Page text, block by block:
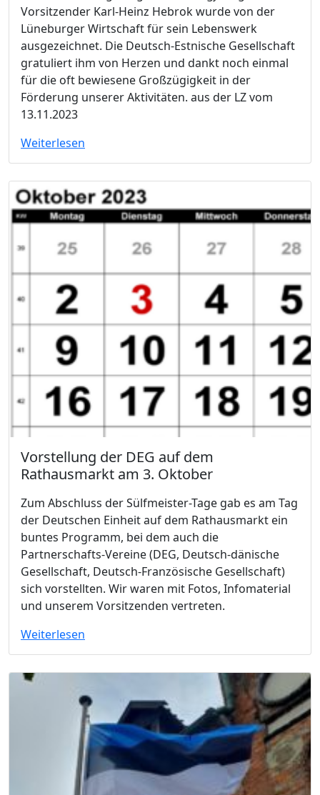
Vorsitzender Karl-Heinz Hebrok wurde von der
Lüneburger Wirtschaft für sein Lebenswerk
ausgezeichnet. Die Deutsch-Estnische Gesellschaft
gratuliert ihm von Herzen und dankt noch einmal
für die oft bewiesene Großzügigkeit in der
Förderung unserer Aktivitäten. aus der LZ vom
13.11.2023
Weiterlesen
Vorstellung der DEG auf dem
Rathausmarkt am 3. Oktober
Zum Abschluss der Sülfmeister-Tage gab es am Tag
der Deutschen Einheit auf dem Rathausmarkt ein
buntes Programm, bei dem auch die
Partnerschafts-Vereine (DEG, Deutsch-dänische
Gesellschaft, Deutsch-Französische Gesellschaft)
sich vorstellten. Wir waren mit Fotos, Infomaterial
und unserem Vorsitzenden vertreten.
Weiterlesen